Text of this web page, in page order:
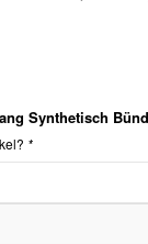
Synthetisch
*